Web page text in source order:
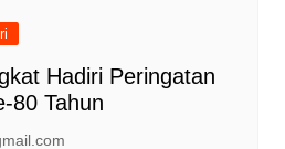
Hadiri Peringatan
80 Tahun